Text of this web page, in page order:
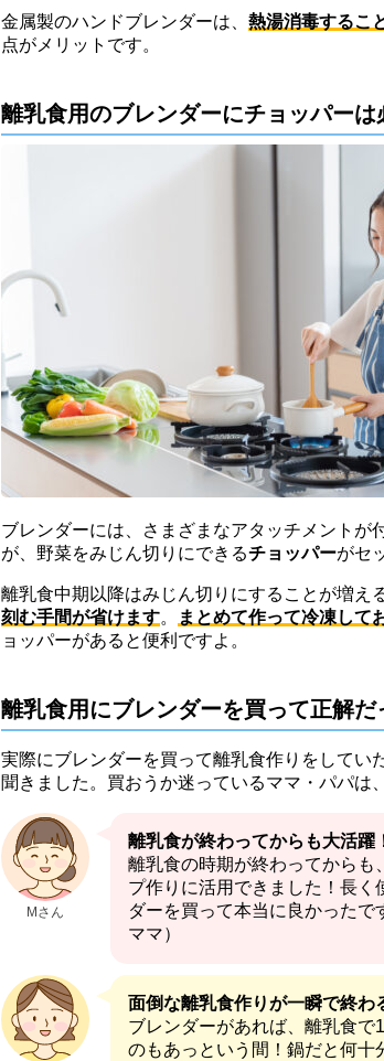
金属製のハンドブレンダーは、 熱湯消毒するこ
点がメリットです。
離乳食用のブレンダーにチョッパーは
ブレンダーには、さまざまなアタッチメントが
が、野菜をみじん切りにできるチョッパーがセ
離乳食中期以降はみじん切りにすることが増え
刻む手間が省けます。 まとめて作って冷凍して
ョッパーがあると便利ですよ。
離乳食用にブレンダーを買って正解
実際にブレンダーを買って離乳食作りをしてい
聞きました。買おうか迷っているママ・パパは
Mさん
離乳食が終わってからも大活躍
離乳食の時期が終わってからも
プ作りに活用できました！長く
ダーを買って本当に良かったで
ママ）
面倒な離乳食作りが一瞬で終わ
ブレンダーがあれば、離乳食で
のもあっという間！鍋だと何十